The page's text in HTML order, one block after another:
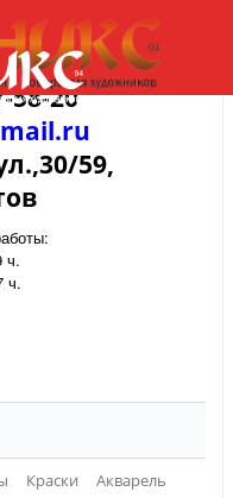
58-20
59,
ч.
ч.
Краски
Акварель